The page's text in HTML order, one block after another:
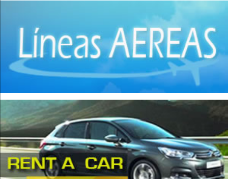
Industrias Manufactureras
Instrumentos de Óptica(1)
Jabones
Maquinaria
Matanza de Ganado
Molinos (5)
Muebles de madera
Muebles metálicos(2)
Obras Hidráulicas(2)